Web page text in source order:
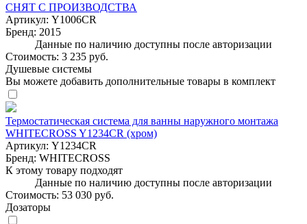
СНЯТ С ПРОИЗВОДСТВА
Артикул: Y1006CR
Бренд: 2015
Данные по наличию доступны после авторизации
Стоимость: 3 235 руб.
Душевые системы
Вы можете добавить дополнительные товары в комплект
Термостатическая система для ванны наружного монтажа
WHITECROSS Y1234CR (хром)
Артикул: Y1234CR
Бренд: WHITECROSS
К этому товару подходят
Данные по наличию доступны после авторизации
Стоимость: 53 030 руб.
Дозаторы